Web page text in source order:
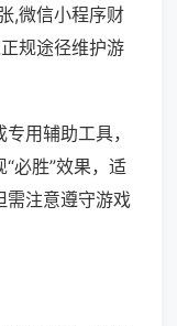
,微信小程序财
规途径维护游
用辅助工具，
必胜”效果，适
需注意遵守游戏